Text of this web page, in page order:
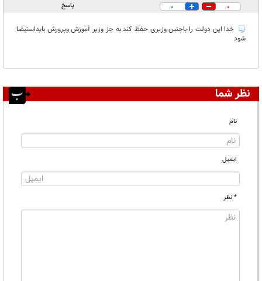
0
0 پاسخ
خدا این دولت را باچنین وزیری حفظ کند به جز وزیر آموزش وپرورش بایداستیضا
شود
نظر شما
نام
ایمیل
* نظر